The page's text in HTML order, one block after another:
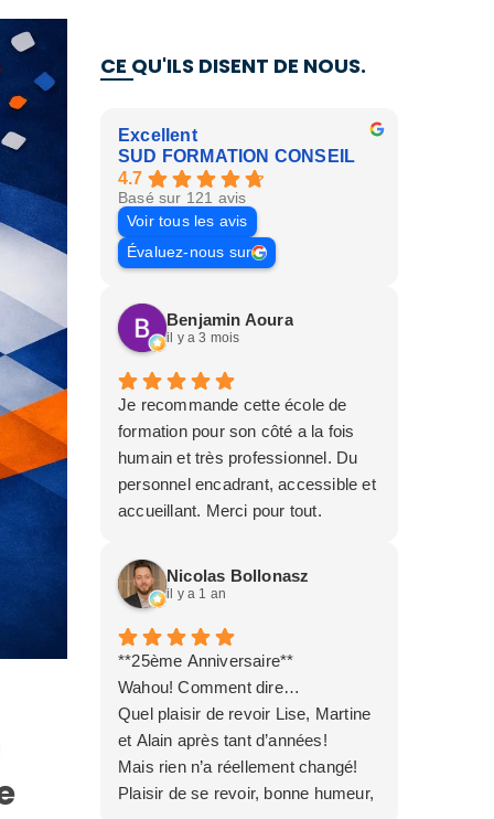
Résultats
CE QU'ILS DISENT DE NOUS.
Excellent
SUD FORMATION CONSEIL
4.7
Basé sur 121 avis
Voir tous les avis
Évaluez-nous sur
Benjamin Aoura
il y a 3 mois
Je recommande cette école de
formation pour son côté a la fois
humain et très professionnel. Du
personnel encadrant, accessible et
accueillant. Merci pour tout.
Nicolas Bollonasz
il y a 1 an
**25ème Anniversaire**
Wahou! Comment dire…
Quel plaisir de revoir Lise, Martine
et Alain après tant d’années!
Mais rien n’a réellement changé!
Plaisir de se revoir, bonne humeur,